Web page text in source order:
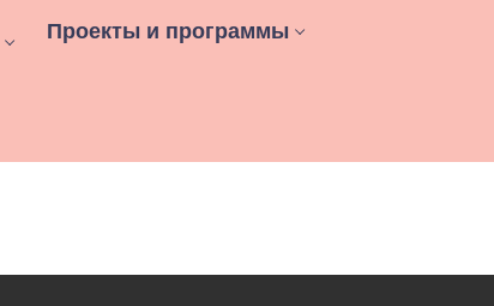
Проекты и программы